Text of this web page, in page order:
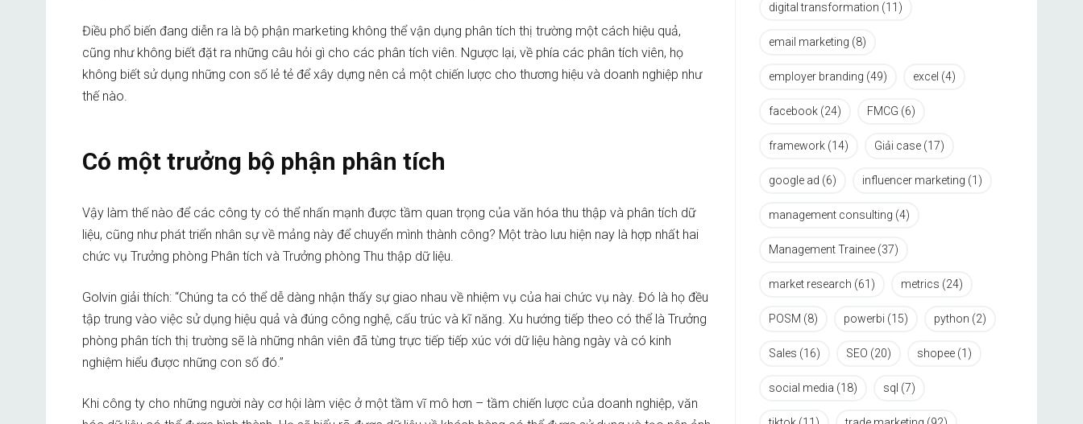
Điều phổ biến đang diễn ra là bộ phận marketing không thể vận dụng phân tích thị trường một cách hiệu quả,
cũng như không biết đặt ra những câu hỏi gì cho các phân tích viên. Ngược lại, về phía các phân tích viên, họ
không biết sử dụng những con số lẻ tẻ để xây dựng nên cả một chiến lược cho thương hiệu và doanh nghiệp như
thế nào.
Có một trưởng bộ phận phân tích
Vậy làm thế nào để các công ty có thể nhấn mạnh được tầm quan trọng của văn hóa thu thập và phân tích dữ
liệu, cũng như phát triển nhân sự về mảng này để chuyển mình thành công? Một trào lưu hiện nay là hợp nhất hai
chức vụ Trưởng phòng Phân tích và Trưởng phòng Thu thập dữ liệu.
Golvin giải thích: “Chúng ta có thể dễ dàng nhận thấy sự giao nhau về nhiệm vụ của hai chức vụ này. Đó là họ đều
tập trung vào việc sử dụng hiệu quả và đúng công nghệ, cấu trúc và kĩ năng. Xu hướng tiếp theo có thể là Trưởng
phòng phân tích thị trường sẽ là những nhân viên đã từng trực tiếp tiếp xúc với dữ liệu hàng ngày và có kinh
nghiệm hiểu được những con số đó.”
Khi công ty cho những người này cơ hội làm việc ở một tầm vĩ mô hơn – tầm chiến lược của doanh nghiệp, văn
digital transformation (11)
email marketing (8)
employer branding (49) excel (4)
facebook (24) FMCG (6)
framework (14) Giải case (17)
google ad (6) influencer marketing (1)
management consulting (4)
Management Trainee (37)
market research (61) metrics (24)
POSM (8) powerbi (15) python (2)
Sales (16) SEO (20) shopee (1)
social media (18) sql (7)